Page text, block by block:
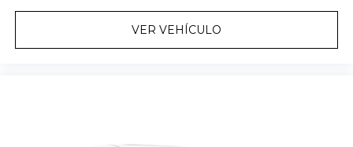
VER VEHÍCULO